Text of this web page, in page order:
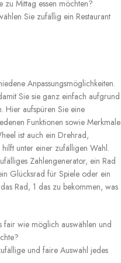
zu Mittag essen möchten?
Sie zufällig ein Restaurant
Anpassungsmöglichkeiten.
Sie sie ganz einfach aufgrund
Hier aufspüren Sie eine
Funktionen sowie Merkmale
ist auch ein Drehrad,
unter einer zufälligen Wahl.
Zahlengenerator, ein Rad
Glücksrad für Spiele oder ein
Rad, 1 das zu bekommen, was
fair wie möglich auswählen und
und faire Auswahl jedes